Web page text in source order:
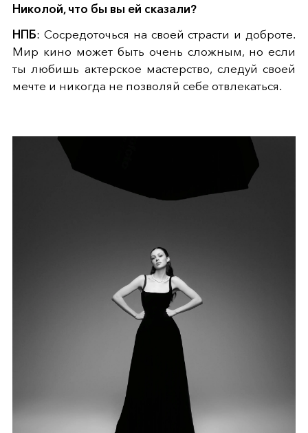
Николой, что бы вы ей сказали?
НПБ: Сосредоточься на своей страсти и доброте.
Мир кино может быть очень сложным, но если
ты любишь актерское мастерство, следуй своей
мечте и никогда не позволяй себе отвлекаться.